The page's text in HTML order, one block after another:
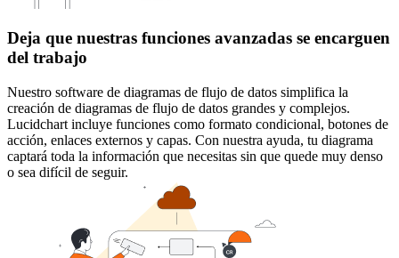
Deja que nuestras funciones avanzadas se encarguen
del trabajo
Nuestro software de diagramas de flujo de datos simplifica la
creación de diagramas de flujo de datos grandes y complejos.
Lucidchart incluye funciones como formato condicional, botones de
acción, enlaces externos y capas. Con nuestra ayuda, tu diagrama
captará toda la información que necesitas sin que quede muy denso
o sea difícil de seguir.